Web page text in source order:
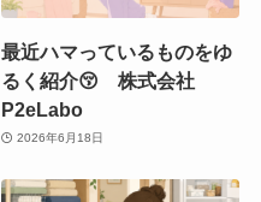
最近ハマっているものをゆ
るく紹介😚 株式会社
P2eLabo
2026年6月18日